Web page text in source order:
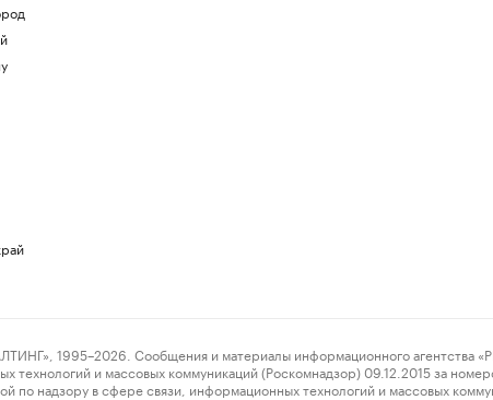
1995–2026. Сообщения и материалы информационного агентства
технологий и массовых коммуникаций (Роскомнадзор) 09.12.2015 за
по надзору в сфере связи, информационных технологий и массовых